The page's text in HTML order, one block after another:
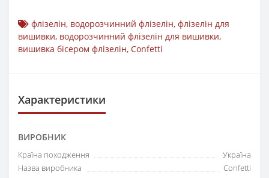
флізелін, водорозчинний флізелін, флізелін для
вишивки, водорозчинний флізелін для вишивки,
вишивка бісером флізелін, Confetti
Характеристики
ВИРОБНИК
Країна походження
Україна
Назва виробника
Confetti